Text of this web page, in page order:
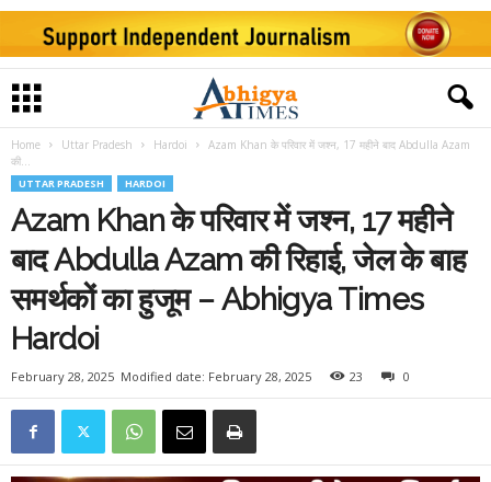
Home Uttar Pradesh Hardoi
Azam Khan के परिवार में जश्न, 17 महीने बाद Abdulla Azam
की...
UTTAR PRADESH HARDOI
Azam Khan के परिवार में जश्न, 17 महीने
बाद Abdulla Azam की रिहाई, जेल के बाह
समर्थकों का हुजूम – Abhigya Times
Hardoi
February 28, 2025 Modified date: February 28, 2025 23 0